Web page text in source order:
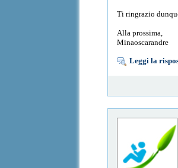
Ti ringrazio
Alla prossima,
Minaoscarandre
Leggi la